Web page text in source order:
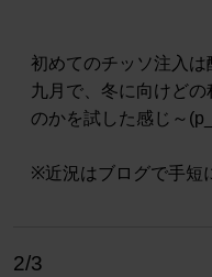
初めてのチッソ注入は
九月で、冬に向けどの
のかを試した感じ～
※近況はブログで手短
2/3